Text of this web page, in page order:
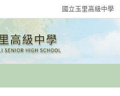
國立玉里高級中學